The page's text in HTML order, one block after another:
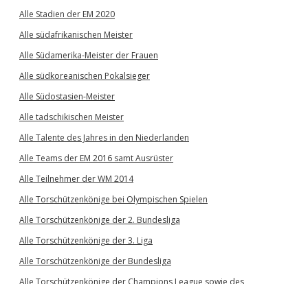
Alle Stadien der EM 2020
Alle südafrikanischen Meister
Alle Südamerika-Meister der Frauen
Alle südkoreanischen Pokalsieger
Alle Südostasien-Meister
Alle tadschikischen Meister
Alle Talente des Jahres in den Niederlanden
Alle Teams der EM 2016 samt Ausrüster
Alle Teilnehmer der WM 2014
Alle Torschützenkönige bei Olympischen Spielen
Alle Torschützenkönige der 2. Bundesliga
Alle Torschützenkönige der 3. Liga
Alle Torschützenkönige der Bundesliga
Alle Torschützenkönige der Champions League sowie des